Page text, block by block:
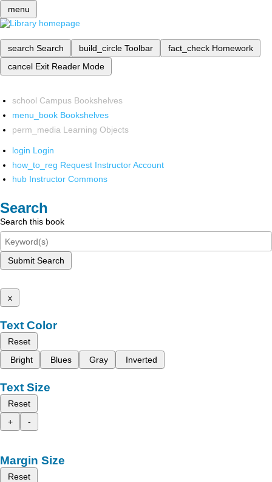
menu
search Search build_circle Toolbar fact_check Homework
cancel Exit Reader Mode
school Campus Bookshelves
menu_book Bookshelves
perm_media Learning Objects
login Login
how_to_reg Request Instructor Account
hub Instructor Commons
Search
Search this book
Submit Search
x
Text Color
Reset
Bright
Blues Gray Inverted
Text Size
Reset
+
-
Margin Size
Reset